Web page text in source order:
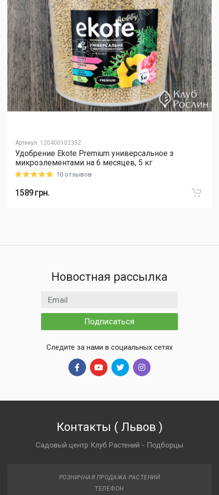
Артикул: 120400102352
Удобрение Ekote Premium универсальное з
микроэлементами на 6 месяцев, 5 кг
Rating: 5 out of 510 отзывов
1589грн.
Новостная рассылка
Email адрес
Подписаться
Следите за нами в социальных сетях
Контакты ( Львов )
Садовый центр Клуб Растений - Подборцы
РОЗНИЧНАЯ ПРОДАЖА РАСТЕНИЙ
ТЕЛЕФОН